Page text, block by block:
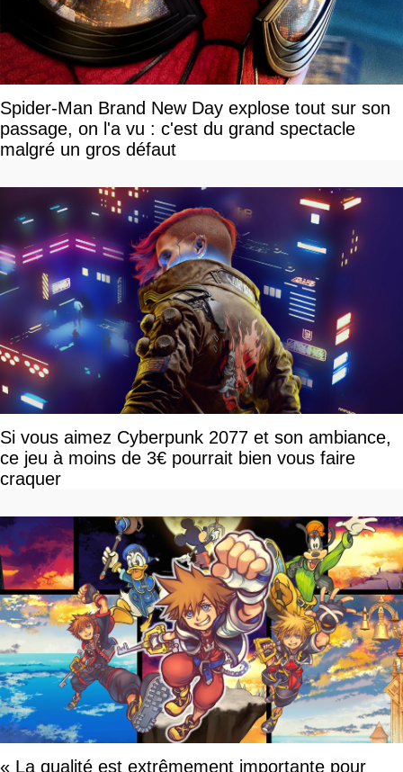
Spider-Man Brand New Day explose tout sur son
passage, on l'a vu : c'est du grand spectacle
malgré un gros défaut
Si vous aimez Cyberpunk 2077 et son ambiance,
ce jeu à moins de 3€ pourrait bien vous faire
craquer
« La qualité est extrêmement importante pour